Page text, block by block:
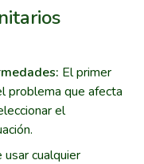
El primer
problema que afecta
el
cualquier